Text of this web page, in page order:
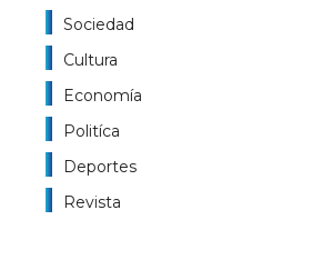
Sociedad
Cultura
Economía
Politíca
Deportes
Revista